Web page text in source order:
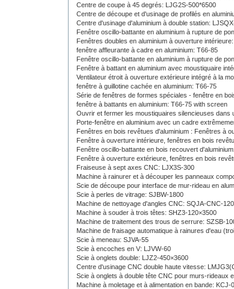
Centre de coupe à 45 degrés: LJG2S-500*6500
Centre de découpe et d'usinage de profilés en
Centre d'usinage d'aluminium à double station:
Fenêtre oscillo-battante en aluminium à rupture de
Fenêtres doubles en aluminium à ouverture
fenêtre affleurante à cadre en aluminium: T66-85
Fenêtre oscillo-battante en aluminium à rupture de
Fenêtre à battant en aluminium avec moustiquaire
Ventilateur étroit à ouverture extérieure intégré à la
fenêtre à guillotine cachée en aluminium: T66-75
Série de fenêtres de formes spéciales - fenêtre en
fenêtre à battants en aluminium: T66-75 with screen
Ouvrir et fermer les moustiquaires silencieuses dans
Porte-fenêtre en aluminium avec un cadre
Fenêtres en bois revêtues d'aluminium : Fenêtres à
Fenêtre à ouverture intérieure, fenêtres en bois
Fenêtre oscillo-battante en bois recouvert
Fenêtre à ouverture extérieure, fenêtres en bois
Fraiseuse à sept axes CNC: LJX3S-300
Machine à rainurer et à découper les panneaux
Scie de découpe pour interface de mur-rideau en
Scie à perles de vitrage: SJBW-1800
Machine de nettoyage d'angles CNC: SQJA-CNC-120
Machine à souder à trois têtes: SHZ3-120×3500
Machine de traitement des trous de serrure: SZSB-
Machine de fraisage automatique à rainures d'eau
Scie à meneau: SJVA-55
Scie à encoches en V: LJVW-60
Scie à onglets double: LJZ2-450×3600
Centre d'usinage CNC double haute vitesse:
Scie à onglets à double tête CNC pour murs-rideaux
Machine à moletage et à alimentation en bande: KCJ-